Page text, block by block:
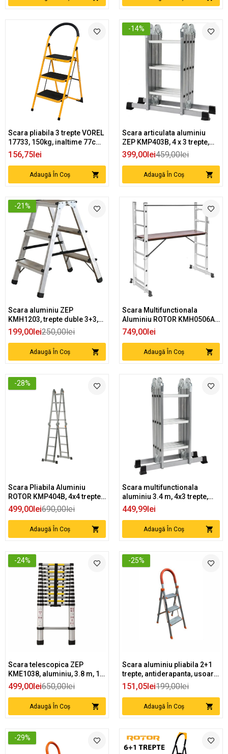
Scara pliabila 3 trepte VOREL
17733, 150kg, inaltime 77cm,
compacta
156,75lei
Adaugă În Coș
-14%
Scara articulata aluminiu
ZEP KMP403B, 4 x 3 trepte,
150 kg, 355 cm inaltime
deschisa
399,00lei459,00lei
Adaugă În Coș
-21%
Scara aluminiu ZEP
KMH1203, trepte duble 3+3,
150 kg, 58 cm inaltime
199,00lei250,00lei
Adaugă În Coș
Scara Multifunctionala
Aluminiu ROTOR KMH0506A,
2x6 trepte, platforma 99cm
749,00lei
Adaugă În Coș
-28%
Scara Pliabila Aluminiu
ROTOR KMP404B, 4x4 trepte,
150 kg
499,00lei690,00lei
Adaugă În Coș
Scara multifunctionala
aluminiu 3.4 m, 4x3 trepte,
pliabila, capacitate 150 kg,
stabilizatori antiderapanti,
standard EN131
449,99lei
Adaugă În Coș
-24%
Scara telescopica ZEP
KME1038, aluminiu, 3.8 m, 13
trepte, 150 kg
499,00lei650,00lei
Adaugă În Coș
-25%
Scara aluminiu pliabila 2+1
trepte, antiderapanta, usoara
si stabila, uz casnic
151,05lei199,00lei
Adaugă În Coș
-29%